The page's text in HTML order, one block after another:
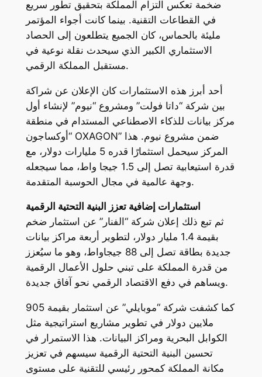
ضخمة تعكس التزام المملكة بتحقيق تطور سريع
في القطاعات التقنية. بينما كانت أجواء المؤتمر
مليئة بالحماس، كان الجميع يتطلعون إلى الحصاد
الاستثماري الكبير الذي سيحدث نقلة نوعية في
مستقبل المملكة الرقمي.
أحد أبرز هذه الاستثمارات كان الإعلان عن شراكة
بين شركة “داتا فولت” ومشروع “نيوم” لإنشاء أول
مركز بيانات للذكاء الاصطناعي المستدام في منطقة
“أوكساجون OXAGON” ضمن مشروع نيوم. هذا
المركز سيحمل استثمارًا قدره 5 مليارات دولار، مع
قدرة استيعابية تصل إلى 1.5 جيجا واط، مما سيجعله
وجهة عالمية في مجال الحوسبة المتقدمة.
استثمارات إضافية تعزز البنية التحتية الرقمية
ثم تبع ذلك إعلان شركة “الفنار” عن استثمار ضخم
بقيمة 1.4 مليار دولار، لتطوير أربعة مراكز بيانات
جديدة بطاقة تصل إلى 88 جيجاواط، وهو ما سيُعزز
من قدرة المملكة على تبني حلول الأعمال الرقمية
ويساهم في دفع الاقتصاد الرقمي نحو آفاق جديدة.
كما كشفت شركة “موبايلي” عن استثمار بقيمة 905
ملايين دولار في تطوير مشاريع استراتيجية مثل
الكوابل البحرية ومراكز البيانات. هذا الاستمرار في
تحسين البنية التحتية الرقمية سيسهم في تعزيز
مكانة المملكة كمحور رئيسي للتقنية على مستوى